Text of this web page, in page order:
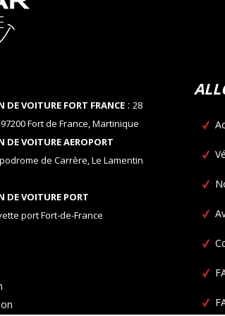
DE VOITURE FORT FRANCE: 28
Fort de France, Martinique
DE VOITURE AEROPORT
de Carrère, Le Lamentin
DE VOITURE PORT
port Fort-de-France